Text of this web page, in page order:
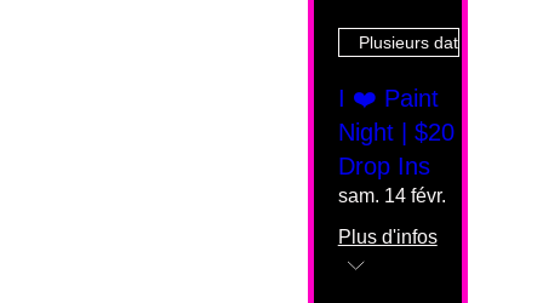
Plusieurs dates
I ❤️ Paint
Night | $20
Drop Ins
sam. 14 févr.
Plus d'infos